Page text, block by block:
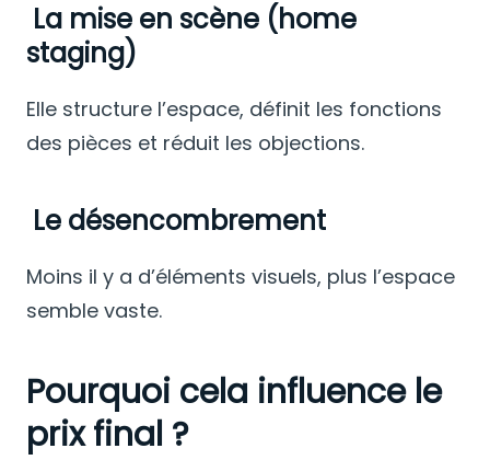
La mise en scène (home
staging)
Elle structure l’espace, définit les fonctions
des pièces et réduit les objections.
Le désencombrement
Moins il y a d’éléments visuels, plus l’espace
semble vaste.
Pourquoi cela influence le
prix final ?